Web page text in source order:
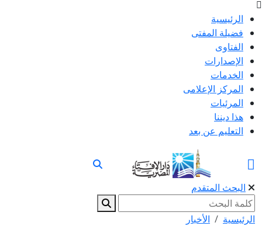
الرئيسية
فضيلة المفتى
الفتاوى
الإصدارات
الخدمات
المركز الإعلامى
المرئيات
هذا ديننا
التعليم عن بعد
البحث المتقدم
الرئيسية
الأخبار